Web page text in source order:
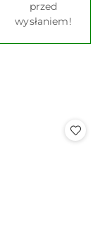
przed
wysłaniem!